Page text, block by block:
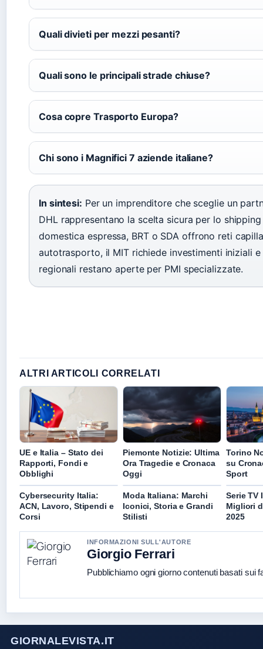
Quali divieti per mezzi pesanti?
Quali sono le principali strade chiuse?
Cosa copre Trasporto Europa?
Chi sono i Magnifici 7 aziende italiane?
In sintesi: Per un imprenditore che sceglie un
DHL rappresentano la scelta sicura per lo
domestica espressa, BRT o SDA offrono reti
autotrasporto, il MIT richiede investimenti iniziali
regionali restano aperte per PMI specializzate.
ALTRI ARTICOLI CORRELATI
UE e Italia – Stato dei
Rapporti, Fondi e
Obblighi
Piemonte Notizie: Ultima
Ora Tragedie e Cronaca
Oggi
Torino
su
Sport
Cybersecurity Italia:
ACN, Lavoro, Stipendi e
Corsi
Moda Italiana: Marchi
Iconici, Storia e Grandi
Stilisti
Serie TV
Migliori
2025
INFORMAZIONI SULL'AUTORE
Giorgio Ferrari
Pubblichiamo ogni giorno contenuti basati sui
GIORNALEVISTA.IT